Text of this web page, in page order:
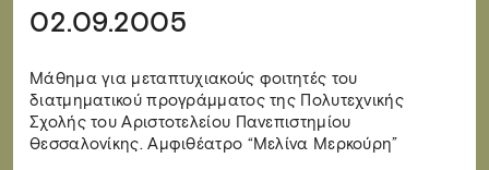
02.09.2005
Μάθημα για μεταπτυχιακούς φοιτητές του
διατμηματικού προγράμματος της Πολυτεχνικής
Σχολής του Αριστοτελείου Πανεπιστημίου
Θεσσαλονίκης. Αμφιθέατρο “Μελίνα Μερκούρη”